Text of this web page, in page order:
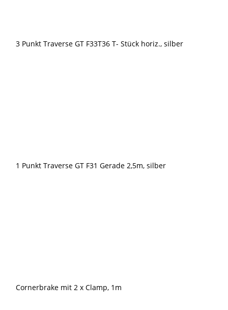
3 Punkt Traverse GT F33T36 T- Stück horiz., silber
1 Punkt Traverse GT F31 Gerade 2,5m, silber
Cornerbrake mit 2 x Clamp, 1m